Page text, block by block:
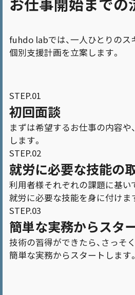
fuhdo labでは、一人ひとりのス
個別支援計画を立案します。
STEP.01
初回面談
まずは希望するお仕事の内容や
します。
STEP.02
就労に必要な技能の
利用者様それぞれの課題に基い
就労に必要な技能を身に付けま
STEP.03
簡単な実務からスター
技術の習得ができたら、さっそく
簡単な実務からスタートします。